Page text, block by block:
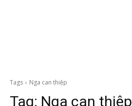
Tags Nga can thiệp
Tag: Nga can thiệp